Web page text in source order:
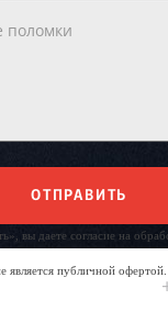
ОТПРАВИТЬ
вы даете согласие на
является публичной офертой.